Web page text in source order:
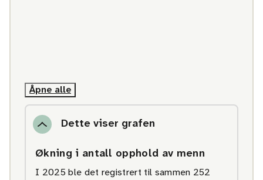
Åpne alle
Dette viser grafen
Økning i antall opphold av menn
I 2025 ble det registrert til sammen 252